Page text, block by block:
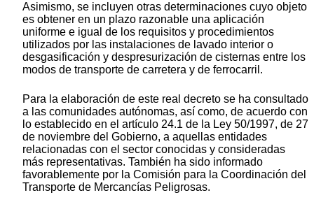
Asimismo, se incluyen otras determinaciones cuyo objeto
es obtener en un plazo razonable una aplicación
uniforme e igual de los requisitos y procedimientos
utilizados por las instalaciones de lavado interior o
desgasificación y despresurización de cisternas entre los
modos de transporte de carretera y de ferrocarril.
Para la elaboración de este real decreto se ha consultado
a las comunidades autónomas, así como, de acuerdo con
lo establecido en el artículo 24.1 de la Ley 50/1997, de 27
de noviembre del Gobierno, a aquellas entidades
relacionadas con el sector conocidas y consideradas
más representativas. También ha sido informado
favorablemente por la Comisión para la Coordinación del
Transporte de Mercancías Peligrosas.